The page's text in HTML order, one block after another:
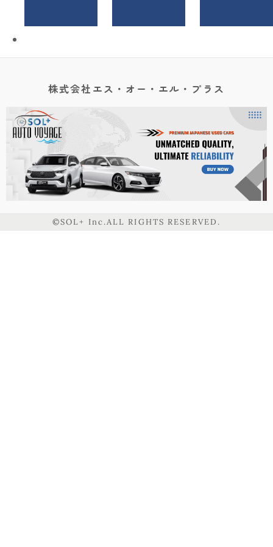
株式会社エス・オー・エル・プラス
©SOL+ Inc.ALL RIGHTS RESERVED.